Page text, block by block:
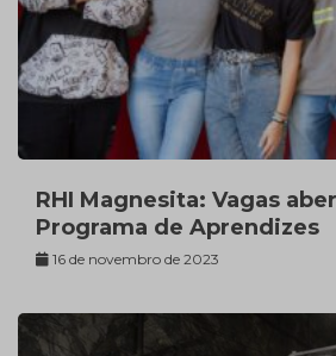
RHI Magnesita: Vagas
Programa de Aprendizes
16 de novembro de 2023